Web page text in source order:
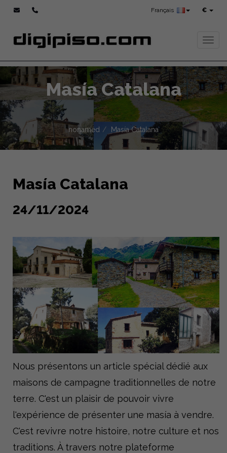
€
Français
Masía Catalana
nonamed Masía Catalana
Masía Catalana
24/11/2024
Nous présentons un article spécial dédié aux
maisons de campagne traditionnelles de notre
terre. C'est un plaisir de pouvoir vivre
l'expérience de présenter une masía à vendre.
C'est revivre notre histoire, notre culture et nos
traditions. À travers notre plateforme